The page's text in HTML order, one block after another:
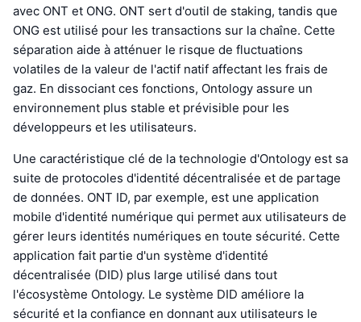
avec ONT et ONG. ONT sert d'outil de staking, tandis que
ONG est utilisé pour les transactions sur la chaîne. Cette
séparation aide à atténuer le risque de fluctuations
volatiles de la valeur de l'actif natif affectant les frais de
gaz. En dissociant ces fonctions, Ontology assure un
environnement plus stable et prévisible pour les
développeurs et les utilisateurs.
Une caractéristique clé de la technologie d'Ontology est sa
suite de protocoles d'identité décentralisée et de partage
de données. ONT ID, par exemple, est une application
mobile d'identité numérique qui permet aux utilisateurs de
gérer leurs identités numériques en toute sécurité. Cette
application fait partie d'un système d'identité
décentralisée (DID) plus large utilisé dans tout
l'écosystème Ontology. Le système DID améliore la
sécurité et la confiance en donnant aux utilisateurs le